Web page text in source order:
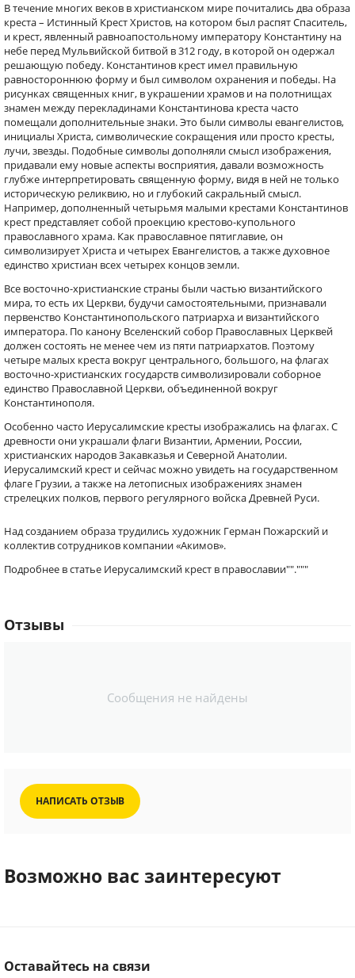
В течение многих веков в христианском мире почитались два образа
креста – Истинный Крест Христов, на котором был распят Спаситель,
и крест, явленный равноапостольному императору Константину на
небе перед Мульвийской битвой в 312 году, в которой он одержал
решающую победу. Константинов крест имел правильную
равностороннюю форму и был символом охранения и победы. На
рисунках священных книг, в украшении храмов и на полотнищах
знамен между перекладинами Константинова креста часто
помещали дополнительные знаки. Это были символы евангелистов,
инициалы Христа, символические сокращения или просто кресты,
лучи, звезды. Подобные символы дополняли смысл изображения,
придавали ему новые аспекты восприятия, давали возможность
глубже интерпретировать священную форму, видя в ней не только
историческую реликвию, но и глубокий сакральный смысл.
Например, дополненный четырьмя малыми крестами Константинов
крест представляет собой проекцию крестово-купольного
православного храма. Как православное пятиглавие, он
символизирует Христа и четырех Евангелистов, а также духовное
единство христиан всех четырех концов земли.
Все восточно-христианские страны были частью византийского
мира, то есть их Церкви, будучи самостоятельными, признавали
первенство Константинопольского патриарха и византийского
императора. По канону Вселенский собор Православных Церквей
должен состоять не менее чем из пяти патриархатов. Поэтому
четыре малых креста вокруг центрального, большого, на флагах
восточно-христианских государств символизировали соборное
единство Православной Церкви, объединенной вокруг
Константинополя.
Особенно часто Иерусалимские кресты изображались на флагах. С
древности они украшали флаги Византии, Армении, России,
христианских народов Закавказья и Северной Анатолии.
Иерусалимский крест и сейчас можно увидеть на государственном
флаге Грузии, а также на летописных изображениях знамен
стрелецких полков, первого регулярного войска Древней Руси.
Над созданием образа трудились художник Герман Пожарский и
коллектив сотрудников компании «Акимов».
Подробнее в статье Иерусалимский крест в православии""."""
Отзывы
Сообщения не найдены
НАПИСАТЬ ОТЗЫВ
Возможно вас заинтересуют
Оставайтесь на связи